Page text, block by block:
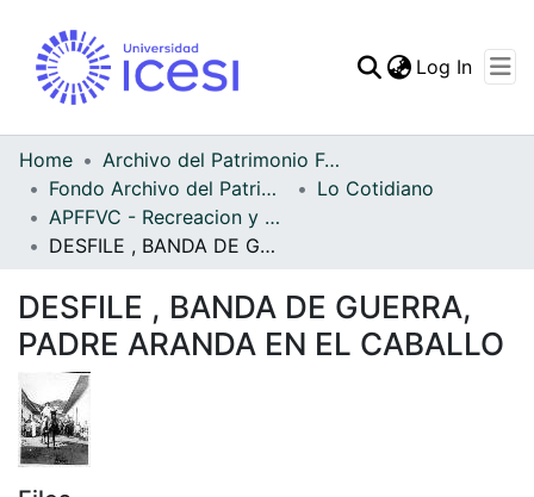
Statistics
Log In
Home
Archivo del Patrimonio Fotográfico y Fílmico del Valle del Cauca
Fondo Archivo del Patrimonio Fotográfico y Fílmico del Valle del Cauca
Lo Cotidiano
APFFVC - Recreacion y Paseo - Patrimonial
DESFILE , BANDA DE GUERRA, PADRE ARANDA EN EL CABALLO
DESFILE , BANDA DE GUERRA,
PADRE ARANDA EN EL CABALLO